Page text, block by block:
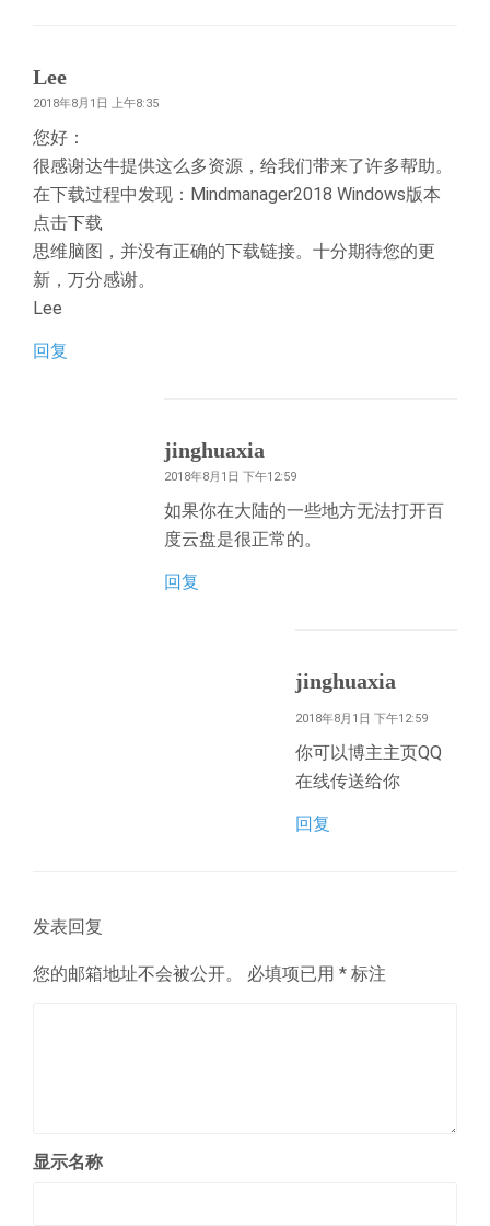
Lee
2018年8月1日 上午8:35
您好：
很感谢达牛提供这么多资源，给我们带来了许多帮助。
在下载过程中发现：Mindmanager2018 Windows版本
点击下载
思维脑图，并没有正确的下载链接。十分期待您的更
新，万分感谢。
Lee
回复
jinghuaxia
2018年8月1日 下午12:59
如果你在大陆的一些地方无法打开百
度云盘是很正常的。
回复
jinghuaxia
2018年8月1日 下午12:59
你可以博主主页QQ
在线传送给你
回复
发表回复
您的邮箱地址不会被公开。 必填项已用 * 标注
显示名称